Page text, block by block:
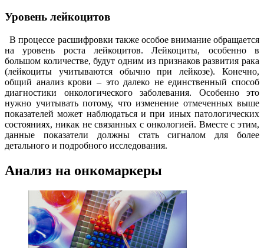
Уровень лейкоцитов
В процессе расшифровки также особое внимание обращается
на уровень роста лейкоцитов. Лейкоциты, особенно в
большом количестве, будут одним из признаков развития рака
(лейкоциты учитываются обычно при лейкозе). Конечно,
общий анализ крови – это далеко не единственный способ
диагностики онкологического заболевания. Особенно это
нужно учитывать потому, что изменение отмеченных выше
показателей может наблюдаться и при иных патологических
состояниях, никак не связанных с онкологией. Вместе с этим,
данные показатели должны стать сигналом для более
детального и подробного исследования.
Анализ на онкомаркеры